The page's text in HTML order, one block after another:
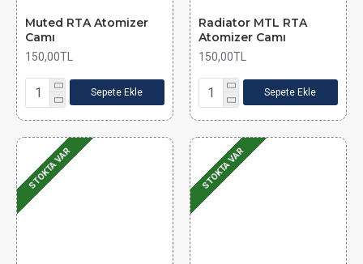
Muted RTA Atomizer
Camı
150,00TL
Sepete Ekle
Radiator MTL RTA
Atomizer Camı
150,00TL
Sepete Ekle
STOKTA VAR STOKTA VAR